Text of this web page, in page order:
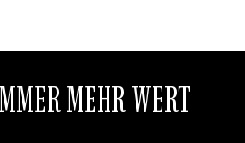
MEHR WERT